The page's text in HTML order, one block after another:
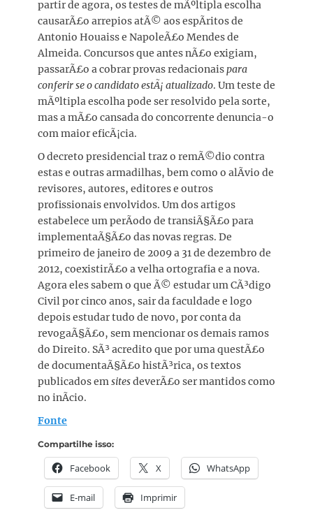
partir de agora, os testes de mÃºltipla escolha
causarÃ£o arrepios atÃ© aos espÃ­ritos de
Antonio Houaiss e NapoleÃ£o Mendes de
Almeida. Concursos que antes nÃ£o exigiam,
passarÃ£o a cobrar provas redacionaispara
conferir se o candidato estÃ¡ atualizado. Um teste de
mÃºltipla escolha pode ser resolvido pela sorte,
mas a mÃ£o cansada do concorrente denuncia-o
com maior eficÃ¡cia.
O decreto presidencial traz o remÃ©dio contra
estas e outras armadilhas, bem como o alÃ­vio de
revisores, autores, editores e outros
profissionais envolvidos. Um dos artigos
estabelece um perÃ­odo de transiÃ§Ã£o para
implementaÃ§Ã£o das novas regras. De
primeiro de janeiro de 2009 a 31 de dezembro de
2012, coexistirÃ£o a velha ortografia e a nova.
Agora eles sabem o que Ã© estudar um CÃ³digo
Civil por cinco anos, sair da faculdade e logo
depois estudar tudo de novo, por conta da
revogaÃ§Ã£o, sem mencionar os demais ramos
do Direito. SÃ³ acredito que por uma questÃ£o
de documentaÃ§Ã£o histÃ³rica, os textos
publicados emsitesdeverÃ£o ser mantidos como
no inÃ­cio.
Fonte
Compartilhe isso:
Facebook X WhatsApp
E-mail Imprimir